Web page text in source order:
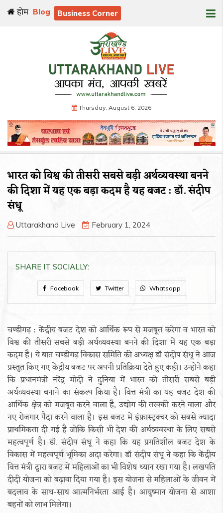
होम Blog Business Corner
Thursday, August 6, 2026
भारत को विश्व की तीसरी सबसे बड़ी अर्थव्यवस्था बनने
की दिशा में यह एक बड़ा कदम है यह बजट : डॉ. संदीप
संधू
Uttarakhand Live February 1, 2024
SHARE IT SOCIALLY:
Facebook Twitter Whatsapp
चण्डीगढ़ : केंद्रीय बजट देश को आर्थिक रूप से मजबूत करेगा व भारत को
विश्व की तीसरी सबसे बड़ी अर्थव्यवस्था बनने की दिशा में यह एक बड़ा
कदम है। ये बात चण्डीगढ़ विकास समिति की अध्यक्ष डॉ संदीप संधू ने आज
प्रस्तुत किए गए केंद्रीय बजट पर अपनी प्रतिक्रिया देते हुए कही। उन्होने कहा
कि प्रधानमंत्री नरेंद्र मोदी ने दुनिया में भारत को तीसरी सबसे बड़ी
अर्थव्यवस्था बनाने का संकल्प किया है। वित्त मंत्री का यह बजट देश की
आर्थिक क्षेत्र को मजबूत करने वाला है, उद्योग की तरक्की करने वाला और
नए रोजगार पैदा करने वाला है। इस बजट में इंफ्रास्ट्रक्चर को सबसे ज्यादा
प्राथमिकता दी गई है जोकि किसी भी देश की अर्थव्यवस्था के लिए सबसे
महत्वपूर्ण है। डॉ. संदीप संधू ने कहा कि यह प्रगतिशील बजट देश के
विकास में महत्वपूर्ण भूमिका अदा करेगा। डॉ संदीप संधू ने कहा कि केंद्रीय
वित्त मंत्री द्वारा बजट में महिलाओं का भी विशेष ध्यान रखा गया है। लखपति
दीदी योजना को बढ़ावा दिया गया है। इस योजना से महिलाओं के जीवन में
बदलाव के साथ-साथ आत्मनिर्भरता आई है। आयुष्मान योजना से आशा
बहनों को लाभ मिलेगा।